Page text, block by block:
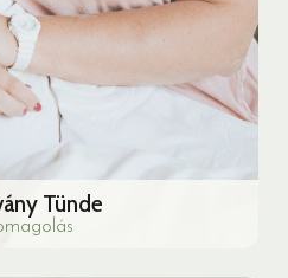
Tünde